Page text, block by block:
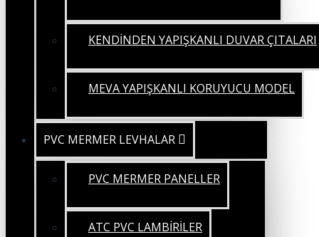
KENDİNDEN YAPIŞKANLI DUVAR ÇITALARI
MEVA YAPIŞKANLI KORUYUCU MODEL
PVC MERMER LEVHALAR
PVC MERMER PANELLER
ATC PVC LAMBİRİLER